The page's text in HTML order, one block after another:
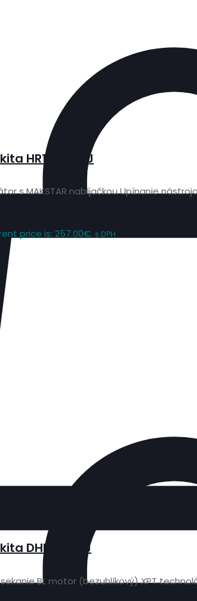
HR166DSMJ
s MAKSTAR nabíjačkou Upínanie
price is: 257.00€. s DPH
DHR182RTJ
BL motor (bezuhlíkový) XPT